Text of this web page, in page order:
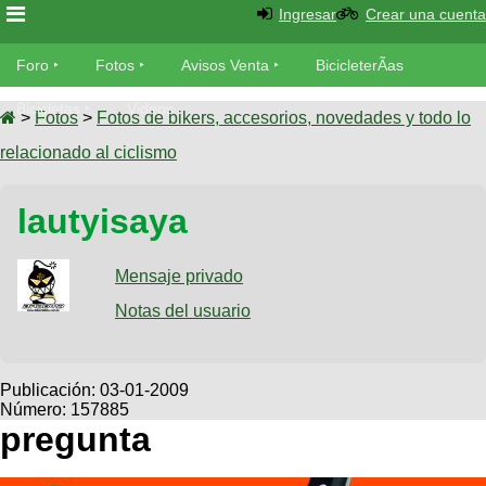
Foro
Foro
TÃ©cnica
Fotos
tu foto
Galeria
XC
Viajes
Descenso
Dirt
SUBÃ
tu
Buscar
Ultimos
Fotos
BicicleterÃ­
as
Bicicletas
Tandem
Videos
Cicloturismo
Ingresar Crear una cuenta
Foro Fotos Avisos Venta BicicleterÃ­as
Bicicletas Videos
> Fotos > Fotos de bikers, accesorios, novedades y todo lo
relacionado al ciclismo
lautyisaya
Mensaje privado
Notas del usuario
Publicación: 03-01-2009
Número: 157885
pregunta